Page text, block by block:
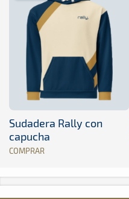
Sudadera Rally con
capucha
COMPRAR